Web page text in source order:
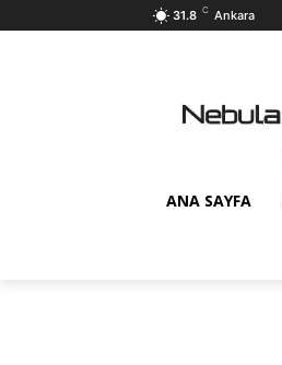
31.8 C Ankara
ANA SAYFA